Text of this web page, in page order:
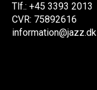
Tlf.: +45 3393 2013
CVR: 75892616
information@jazz.dk